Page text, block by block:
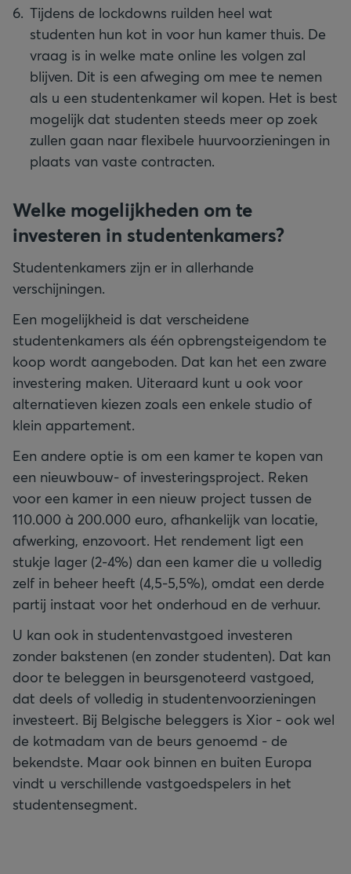
Tijdens de lockdowns ruilden heel wat
studenten hun kot in voor hun kamer thuis. De
vraag is in welke mate online les volgen zal
blijven. Dit is een afweging om mee te nemen
als u een studentenkamer wil kopen. Het is best
mogelijk dat studenten steeds meer op zoek
zullen gaan naar flexibele huurvoorzieningen in
plaats van vaste contracten.
Welke mogelijkheden om te
investeren in studentenkamers?
Studentenkamers zijn er in allerhande
verschijningen.
Een mogelijkheid is dat verscheidene
studentenkamers als één opbrengsteigendom te
koop wordt aangeboden. Dat kan het een zware
investering maken. Uiteraard kunt u ook voor
alternatieven kiezen zoals een enkele studio of
klein appartement.
Een andere optie is om een kamer te kopen van
een nieuwbouw- of investeringsproject. Reken
voor een kamer in een nieuw project tussen de
110.000 à 200.000 euro, afhankelijk van locatie,
afwerking, enzovoort. Het rendement ligt een
stukje lager (2-4%) dan een kamer die u volledig
zelf in beheer heeft (4,5-5,5%), omdat een derde
partij instaat voor het onderhoud en de verhuur.
U kan ook in studentenvastgoed investeren
zonder bakstenen (en zonder studenten). Dat kan
door te beleggen in beursgenoteerd vastgoed,
dat deels of volledig in studentenvoorzieningen
investeert. Bij Belgische beleggers is Xior - ook wel
de kotmadam van de beurs genoemd - de
bekendste. Maar ook binnen en buiten Europa
vindt u verschillende vastgoedspelers in het
studentensegment.